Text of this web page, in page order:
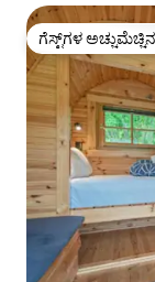
ಗೆಸ್ಟ್‌ಗಳ
ಗೆಸ್ಟ್‌ಗಳ